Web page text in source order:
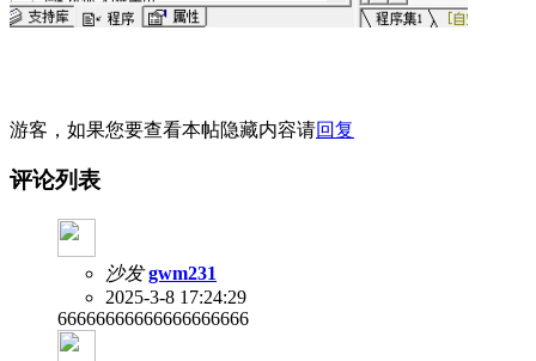
游客，如果您要查看本帖隐藏内容请回复
评论列表
沙发 gwm231
2025-3-8 17:24:29
66666666666666666666